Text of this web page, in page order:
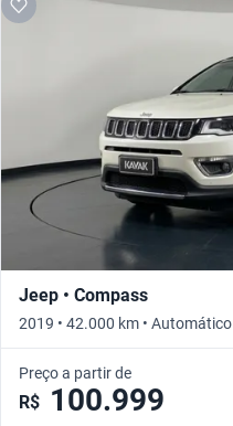
Jeep • Compass
2019 • 42.000 km • Automático
Preço a partir de
R$ 100.999